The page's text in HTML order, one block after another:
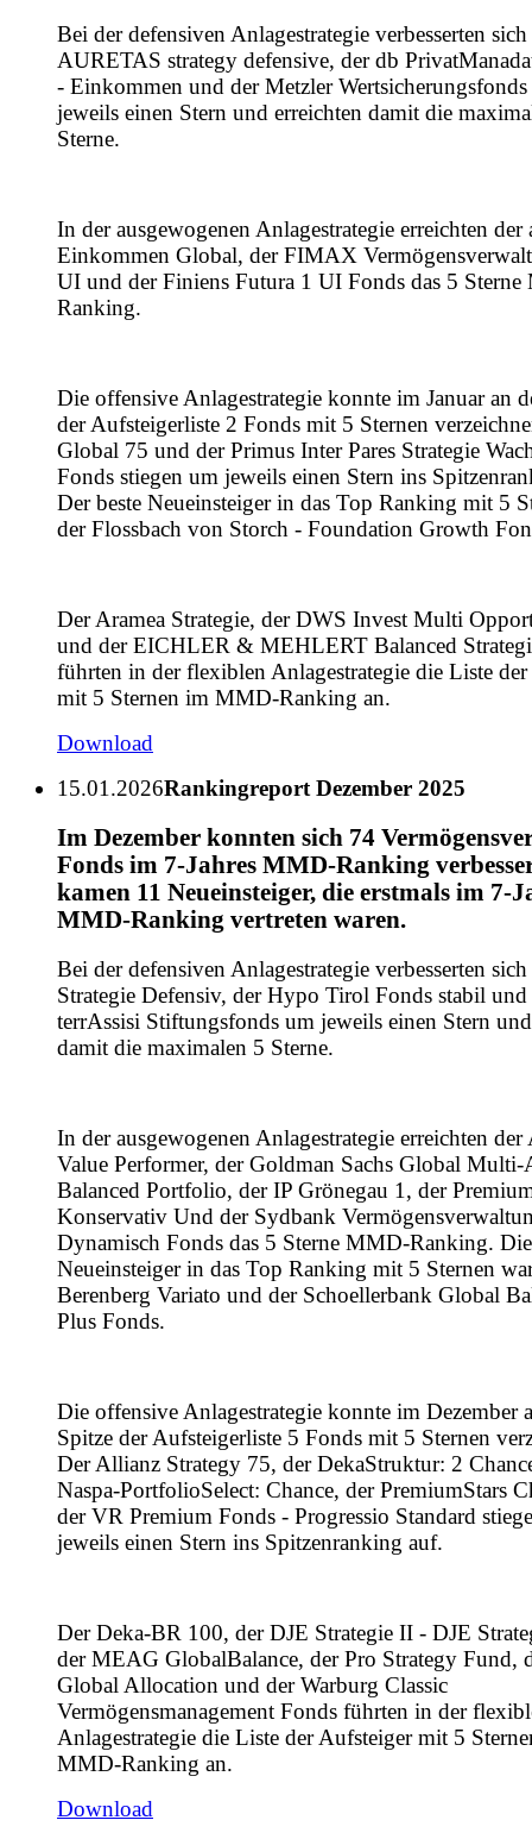
Bei der defensiven Anlagestrategie verbesserten
AURETAS strategy defensive, der db
- Einkommen und der Metzler
jeweils einen Stern und erreichten damit die
Sterne.
In der ausgewogenen Anlagestrategie erreichten der
Einkommen Global, der FIMAX
UI und der Finiens Futura 1 UI Fonds das 5
Ranking.
Die offensive Anlagestrategie konnte im Januar an
der Aufsteigerliste 2 Fonds mit 5 Sternen
Global 75 und der Primus Inter Pares Strategie
Fonds stiegen um jeweils einen Stern ins
Der beste Neueinsteiger in das Top Ranking mit 5
der Flossbach von Storch - Foundation Growth
Der Aramea Strategie, der DWS Invest Multi
und der EICHLER & MEHLERT Balanced
führten in der flexiblen Anlagestrategie die Liste
mit 5 Sternen im MMD-Ranking an.
Download
15.01.2026Rankingreport Dezember 2025
Im Dezember konnten sich 74
Fonds im 7-Jahres MMD-Ranking
kamen 11 Neueinsteiger, die erstmals im 7-
MMD-Ranking vertreten waren.
Bei der defensiven Anlagestrategie verbesserten
Strategie Defensiv, der Hypo Tirol Fonds stabil und
terrAssisi Stiftungsfonds um jeweils einen Stern
damit die maximalen 5 Sterne.
In der ausgewogenen Anlagestrategie erreichten
Value Performer, der Goldman Sachs Global Multi-
Balanced Portfolio, der IP Grönegau 1, der
Konservativ Und der Sydbank
Dynamisch Fonds das 5 Sterne MMD-Ranking.
Neueinsteiger in das Top Ranking mit 5 Sternen
Berenberg Variato und der Schoellerbank Global
Plus Fonds.
Die offensive Anlagestrategie konnte im Dezember
Spitze der Aufsteigerliste 5 Fonds mit 5 Sternen
Der Allianz Strategy 75, der DekaStruktur: 2
Naspa-PortfolioSelect: Chance, der PremiumStars
der VR Premium Fonds - Progressio Standard
jeweils einen Stern ins Spitzenranking auf.
Der Deka-BR 100, der DJE Strategie II - DJE
der MEAG GlobalBalance, der Pro Strategy Fund,
Global Allocation und der Warburg Classic
Vermögensmanagement Fonds führten in der
Anlagestrategie die Liste der Aufsteiger mit 5
MMD-Ranking an.
Download